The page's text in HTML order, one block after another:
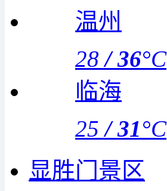
温州
28 /36°C
临海
25 /31°C
显胜门景区